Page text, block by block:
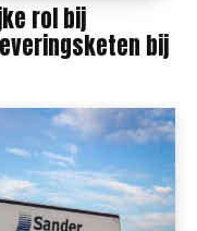
rol bij
bij